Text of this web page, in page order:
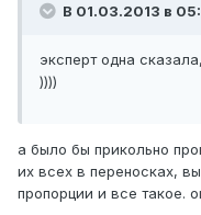
В 01.03.2013 в
эксперт одна
))))
а было бы прикольно
их всех в переносках,
пропорции и все такое.